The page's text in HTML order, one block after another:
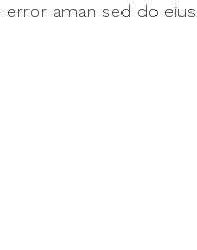
aman sed do